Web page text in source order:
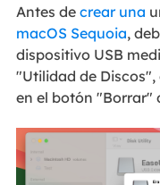
Antes de crear una
macOS Sequoia,
dispositivo USB
"Utilidad de Discos",
en el botón "Borrar"